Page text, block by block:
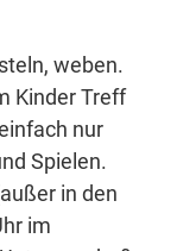
weben.
Kinder Treff
nur
Spielen.
in den
im